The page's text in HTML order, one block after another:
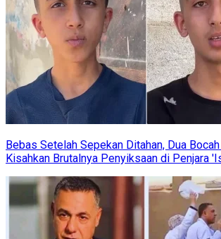
Bebas Setelah Sepekan Ditahan, Dua
Kisahkan Brutalnya Penyiksaan di Penjara